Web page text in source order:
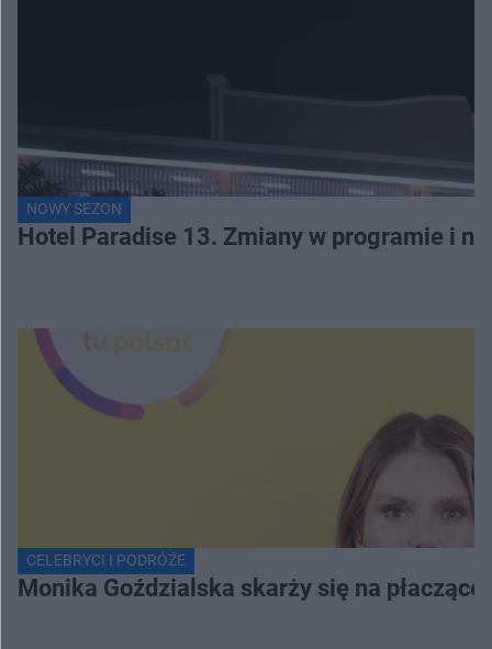
NOWY SEZON
Hotel Paradise 13. Zmiany w programie i
CELEBRYCI I PODRÓŻE
Monika Goździalska skarży się na